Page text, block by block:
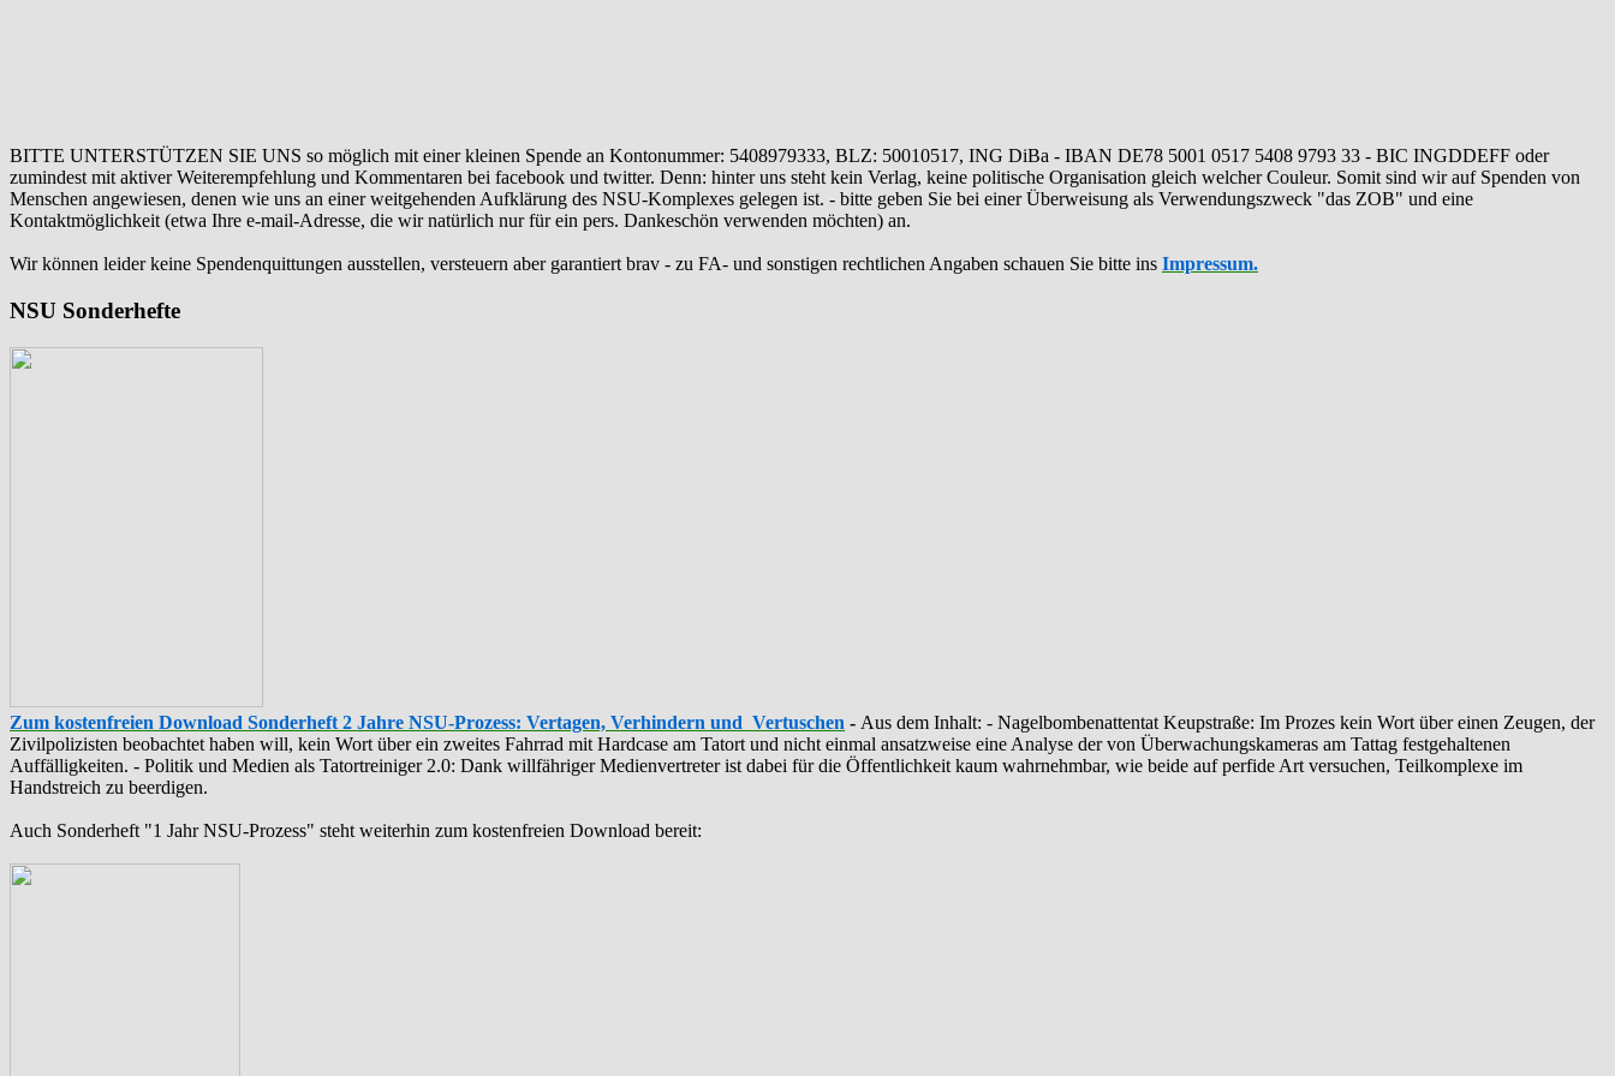
BITTE UNTERSTÜTZEN SIE UNS so möglich mit einer kleinen Spende an Kontonummer: 5408979333, BLZ: 50010517, ING DiBa - IBAN DE78 5001 0517 5408 9793 33 - BIC INGDDEFF oder
zumindest mit aktiver Weiterempfehlung und Kommentaren bei facebook und twitter. Denn: hinter uns steht kein Verlag, keine politische Organisation gleich welcher Couleur. Somit sind wir auf Spenden von
Menschen angewiesen, denen wie uns an einer weitgehenden Aufklärung des NSU-Komplexes gelegen ist. - bitte geben Sie bei einer Überweisung als Verwendungszweck "das ZOB" und eine
Kontaktmöglichkeit (etwa Ihre e-mail-Adresse, die wir natürlich nur für ein pers. Dankeschön verwenden möchten) an.
Wir können leider keine Spendenquittungen ausstellen, versteuern aber garantiert brav - zu FA- und sonstigen rechtlichen Angaben schauen Sie bitte ins Impressum.
NSU Sonderhefte
Zum kostenfreien Download Sonderheft 2 Jahre NSU-Prozess: Vertagen, Verhindern und Vertuschen - Aus dem Inhalt: - ‪Nagelbombenattentat‬ ‎Keupstraße‬: Im Prozes kein Wort über einen Zeugen, der
Zivilpolizisten beobachtet haben will, kein Wort über ein zweites Fahrrad mit Hardcase am Tatort und nicht einmal ansatzweise eine Analyse der von Überwachungskameras am Tattag festgehaltenen
Auffälligkeiten. - Politik und Medien als ‪Tatortreiniger‬ 2.0: Dank willfähriger Medienvertreter ist dabei für die Öffentlichkeit kaum wahrnehmbar, wie beide auf perfide Art versuchen, Teilkomplexe im
Handstreich zu beerdigen.
Auch Sonderheft "1 Jahr NSU-Prozess" steht weiterhin zum kostenfreien Download bereit: